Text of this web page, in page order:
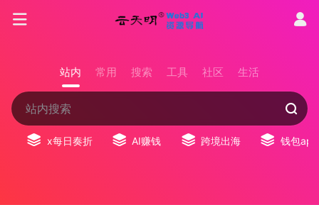
站内 常用 搜索 工具 社区 生活
x每日奏折 AI赚钱 跨境出海 钱包app